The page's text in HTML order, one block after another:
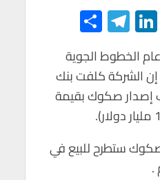
W
h
Li
n
ke
dI
n
Te
le
gr
a
m
h
ar
e
الخطوط الجوية
إن الشركة كلفت بنك
صكوك بقيمة
ستطرح للبيع في
.